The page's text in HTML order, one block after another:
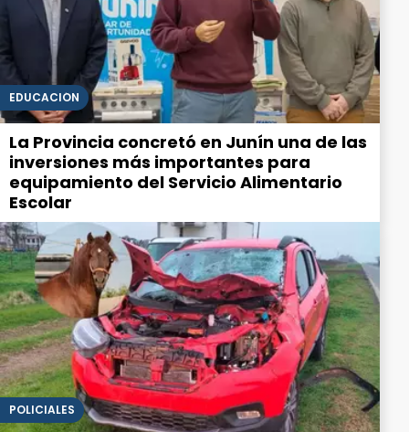
EDUCACIÓN
La Provincia concretó en Junín una de las
inversiones más importantes para
equipamiento del Servicio Alimentario
Escolar
POLICIALES